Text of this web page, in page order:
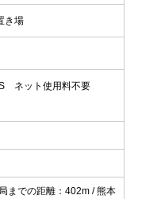
き場
ネット使用料不要
までの距離：402m / 熊本